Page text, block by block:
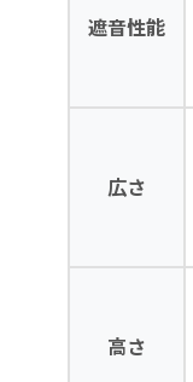
遮音性能
広さ
高さ